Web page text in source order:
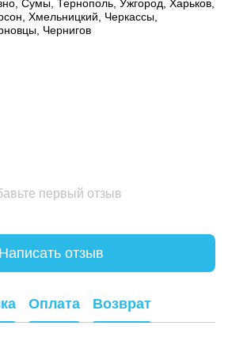
Сумы, Тернополь, Ужгород, Харьков,
Хмельницкий, Черкассы,
Чернигов
первый отзыв
Написать отзыв
Оплата Возврат